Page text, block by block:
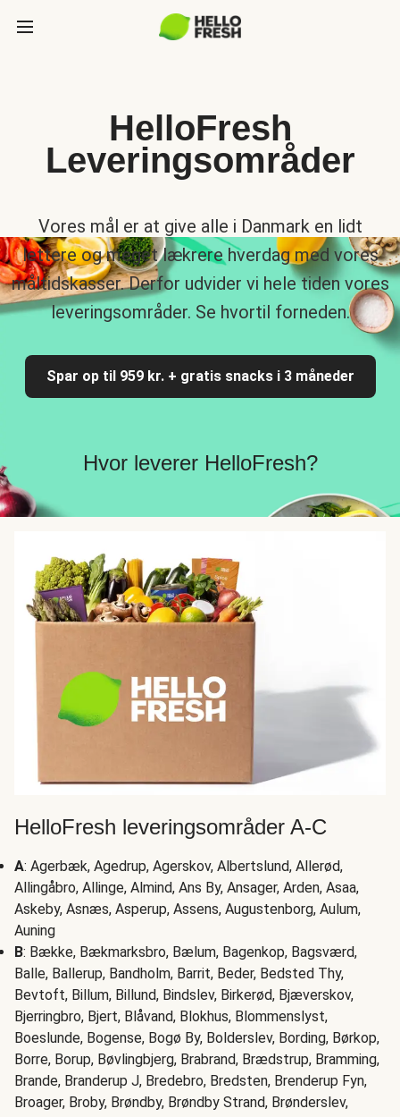
HelloFresh
Leveringsområder
Vores mål er at give alle i Danmark en lidt
lettere og meget lækrere hverdag med vores
måltidskasser. Derfor udvider vi hele tiden vores
leveringsområder. Se hvortil forneden.
Spar op til 959 kr. + gratis snacks i 3 måneder
Hvor leverer HelloFresh?
HelloFresh leveringsområder A-C
A: Agerbæk, Agedrup, Agerskov, Albertslund, Allerød,
Allingåbro, Allinge, Almind, Ans By, Ansager, Arden, Asaa,
Askeby, Asnæs, Asperup, Assens, Augustenborg, Aulum,
Auning
B: Bække, Bækmarksbro, Bælum, Bagenkop, Bagsværd,
Balle, Ballerup, Bandholm, Barrit, Beder, Bedsted Thy,
Bevtoft, Billum, Billund, Bindslev, Birkerød, Bjæverskov,
Bjerringbro, Bjert, Blåvand, Blokhus, Blommenslyst,
Boeslunde, Bogense, Bogø By, Bolderslev, Bording, Børkop,
Borre, Borup, Bøvlingbjerg, Brabrand, Brædstrup, Bramming,
Brande, Branderup J, Bredebro, Bredsten, Brenderup Fyn,
Broager, Broby, Brøndby, Brøndby Strand, Brønderslev,